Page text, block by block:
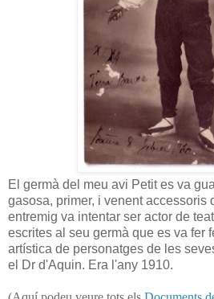
El germà del meu avi Petit es va
gasosa, primer, i venent accessoris
entremig va intentar ser actor de
escrites al seu germà que es va fer
artística de personatges de les
el Dr d'Aquin. Era l'any 1910.